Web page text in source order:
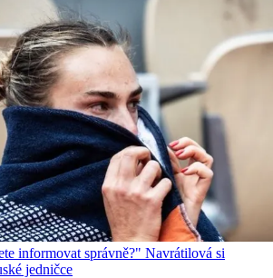
informovat správně?" Navrátilová si
jedničce